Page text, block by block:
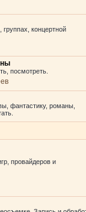
концертной
посмотреть.
фантастику, романы,
провайдеров и